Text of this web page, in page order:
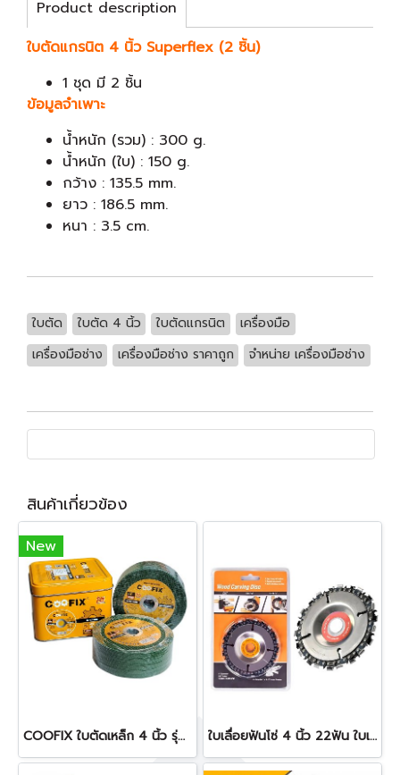
Product description
ใบตัดแกรนิต 4 นิ้ว Superflex (2 ชิ้น)
1 ชุด มี 2 ชิ้น
ข้อมูลจำเพาะ
น้ำหนัก (รวม) : 300 g.
น้ำหนัก (ใบ) : 150 g.
กว้าง : 135.5 mm.
ยาว : 186.5 mm.
หนา : 3.5 cm.
ใบตัด ใบตัด 4 นิ้ว ใบตัดแกรนิต
เครื่องมือ
เครื่องมือช่าง
เครื่องมือช่าง ราคาถูก จำหน่าย เครื่องมือช่าง
สินค้าเกี่ยวข้อง
New
COOFIX ใบตัดเหล็ก 4 นิ้ว รุ่น CFA-27001FS หนึ่งกล่อง 50 ใบ ใบเลื่อยฟันโซ่ 4 นิ้ว 22ฟัน ใบเลื่อยโซ่สำหรับเครื่องเจียร์